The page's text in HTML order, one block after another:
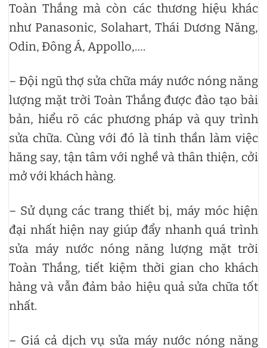
Toàn Thắng mà còn các thương hiệu khác
như Panasonic, Solahart, Thái Dương Năng,
Odin, Đông Á, Appollo,….
– Đội ngũ thợ sửa chữa máy nước nóng năng
lượng mặt trời Toàn Thắng được đào tạo bài
bản, hiểu rõ các phương pháp và quy trình
sửa chữa. Cùng với đó là tinh thần làm việc
hăng say, tận tâm với nghề và thân thiện, cởi
mở với khách hàng.
– Sử dụng các trang thiết bị, máy móc hiện
đại nhất hiện nay giúp đẩy nhanh quá trình
sửa máy nước nóng năng lượng mặt trời
Toàn Thắng, tiết kiệm thời gian cho khách
hàng và vẫn đảm bảo hiệu quả sửa chữa tốt
nhất.
– Giá cả dịch vụ sửa máy nước nóng năng